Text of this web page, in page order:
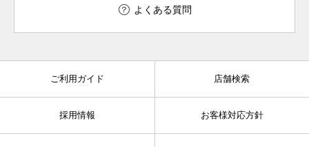
よくある質問
ご利用ガイド 店舗検索
採用情報 お客様対応方針